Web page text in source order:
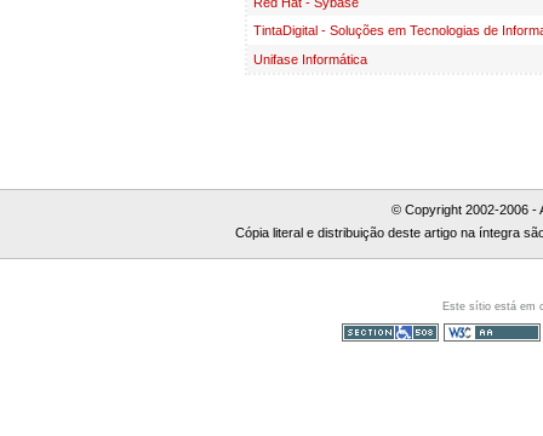
TintaDigital - Soluções em Tecnologias de
Unifase Informática
© Copyright 2002-2006 -
Cópia literal e distribuição deste artigo na íntegra
Este sítio está em